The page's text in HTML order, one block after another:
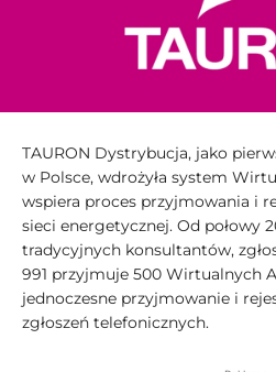
TAURON Dystrybucja, jako
w Polsce, wdrożyła system
wspiera proces przyjmowania i
sieci energetycznej. Od połowy
tradycyjnych konsultantów,
991 przyjmuje 500 Wirtualnych
jednoczesne przyjmowanie i
zgłoszeń telefonicznych.